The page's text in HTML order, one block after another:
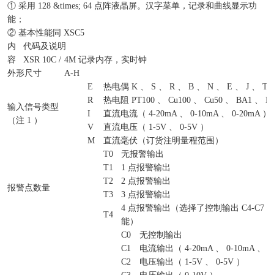
① 采用 128 &times; 64 点阵液晶屏。汉字菜单，记录和曲线显示功
能；
② 基本性能同 XSC5
内
容
代码及说明
XSR 10C / 4M 记录内存，实时钟
外形尺寸
A-H
输入信号类型
（注 1 ）
E
热电偶 K 、 S 、 R 、 B 、 N 、 E 、 J 、 T
R
热电阻 PT100 、 Cu100 、 Cu50 、 BA1 、
I
直流电流（ 4-20mA 、 0-10mA 、 0-20mA ）
V
直流电压（ 1-5V 、 0-5V ）
M
直流毫伏（订货注明量程范围）
报警点数量
T0
无报警输出
T1
1 点报警输出
T2
2 点报警输出
T3
3 点报警输出
T4
4 点报警输出（选择了控制输出 C4-C7
能）
C0
无控制输出
C1
电流输出（ 4-20mA 、 0-10mA 、
C2
电压输出（ 1-5V 、 0-5V ）